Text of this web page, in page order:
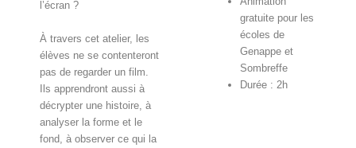
l’écran ?
À travers cet atelier, les
élèves ne se contenteront
pas de regarder un film.
Ils apprendront aussi à
décrypter une histoire, à
analyser la forme et le
fond, à observer ce qui la
gratuite pour les
écoles de
Genappe et
Sombreffe
Durée : 2h